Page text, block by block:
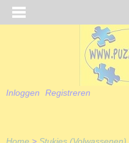
Inloggen Registreren